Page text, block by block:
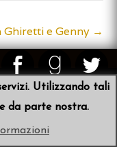
Ghiretti e Genny →
Utilizzando tali
da parte nostra.